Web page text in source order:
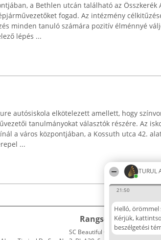
TURUL
21:50
Helló, örömmel
Kérjük,
beszélgetési
a Bethlen utcán található az Összkerék
fogad. Az intézmény
minden tanuló számára pozitív élménnyé
lépés ...
autósiskola elkötelezett amellett, hogy
tanulmányokat választók részére. Az
a város központjában, a Kossuth utca 42.
...
Rangsorszervező
SC Beautiful Company S.R.L.